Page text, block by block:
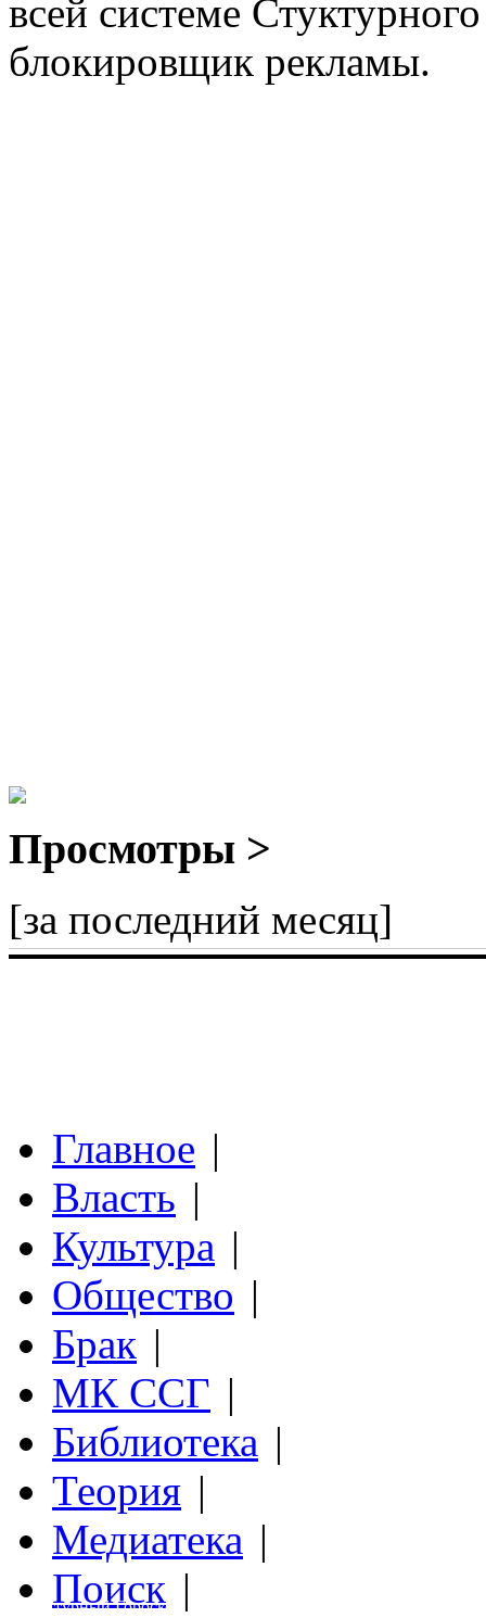
всей системе
блокировщик рекламы.
Просмотры >
[за последний месяц]
Главное |
Власть |
Культура |
Общество |
Брак |
МК ССГ |
Библиотека |
Теория |
Медиатека |
Поиск |
Структурный Гороскоп